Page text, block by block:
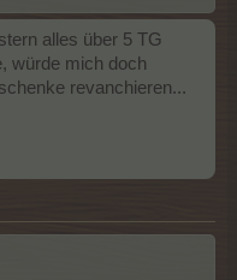
alles über 5 TG
würde mich doch
revanchieren...